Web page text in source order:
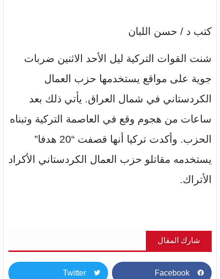
كتب د / حسن اللبان
شنت القوات التركية ليل الأحد الاثنين ضربات
جوية على مواقع يستخدمها حزب العمال
الكردستاني في شمال العراق. يأتي ذلك بعد
ساعات من هجوم وقع في العاصمة التركية وتبناه
الحزب. وأكدت تركيا أنها قصفت “20 هدفا”
يستخدمه مقاتلو حزب العمال الكردستاني الأكراد
الأتراك.
شارك المقال
Facebook
Twitter